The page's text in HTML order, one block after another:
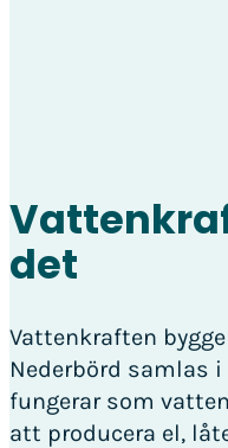
det
Vattenkraften
Nederbörd samlas
fungerar som
att producera el,